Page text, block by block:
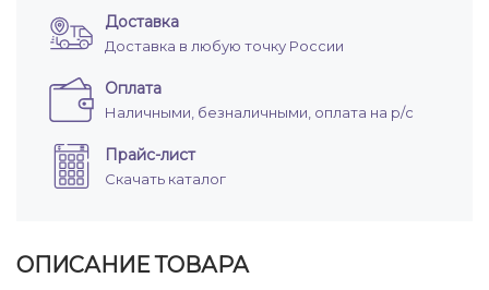
Доставка
Доставка в любую точку России
Оплата
Наличными, безналичными, оплата на р/с
Прайс-лист
Скачать каталог
ОПИСАНИЕ ТОВАРА